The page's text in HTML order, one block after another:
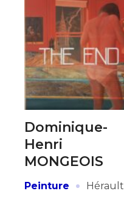
Dominique-
Henri
MONGEOIS
Peinture · Hérault